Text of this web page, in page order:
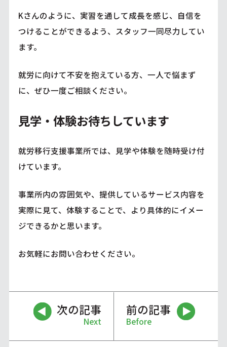
Kさんのように、実習を通して成長を感じ、自信を
つけることができるよう、スタッフ一同尽力してい
ます。
就労に向けて不安を抱えている方、一人で悩まず
に、ぜひ一度ご相談ください。
見学・体験お待ちしています
就労移行支援事業所では、見学や体験を随時受け付
けています。
事業所内の雰囲気や、提供しているサービス内容を
実際に見て、体験することで、より具体的にイメー
ジできるかと思います。
お気軽にお問い合わせください。
次の記事
Next
前の記事
Before